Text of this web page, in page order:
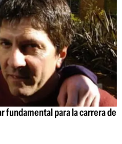
fundamental para la carrera de